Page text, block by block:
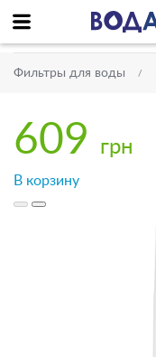
Фильтры для воды
609 грн
В корзину